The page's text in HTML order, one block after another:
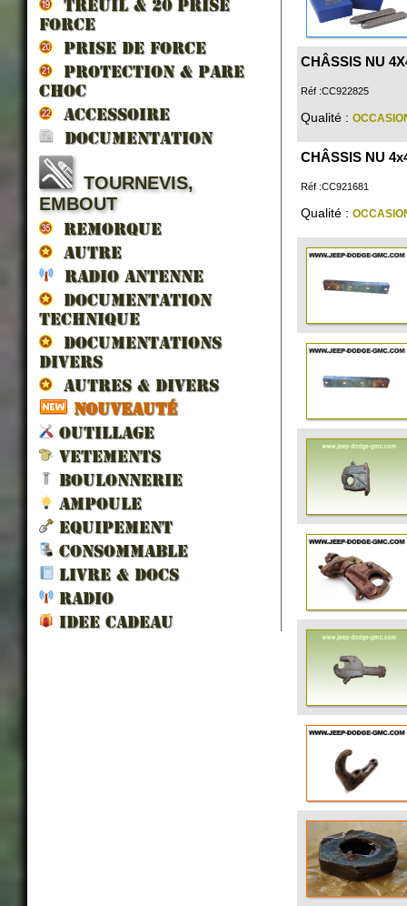
TREUIL & 20 prise
force
PRISE DE FORCE
PROTECTION & PARE
CHOC
ACCESSOIRE
DOCUMENTATION
TOURNEVIS,
EMBOUT
REMORQUE
AUTRE
RADIO ANTENNE
DOCUMENTATION
TECHNIQUE
DOCUMENTATIONS
DIVERS
AUTRES & DIVERS
NOUVEAUTÉ
OUTILLAGE
VETEMENTS
BOULONNERIE
AMPOULE
EQUIPEMENT
CONSOMMABLE
LIVRE & DOCS
RADIO
IDEE CADEAU
CHÂSSIS NU
Réf :CC922825
Qualité :
CHÂSSIS NU
Réf :CC921681
Qualité :